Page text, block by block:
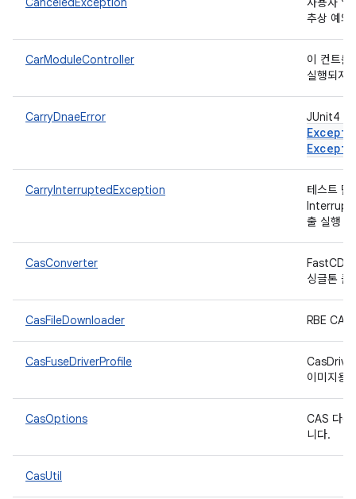
추상 예
CarModuleController
이 컨트롤
실행되지
CarryDnaeError JUnit4 프
CarryInterruptedException
테스트 단
출 실행
CasConverter
FastCDC
싱글톤
CasFileDownloader RBE
CasFuseDriverProfile
이미지용
CasOptions
CAS 다운
니다.
CasUtil